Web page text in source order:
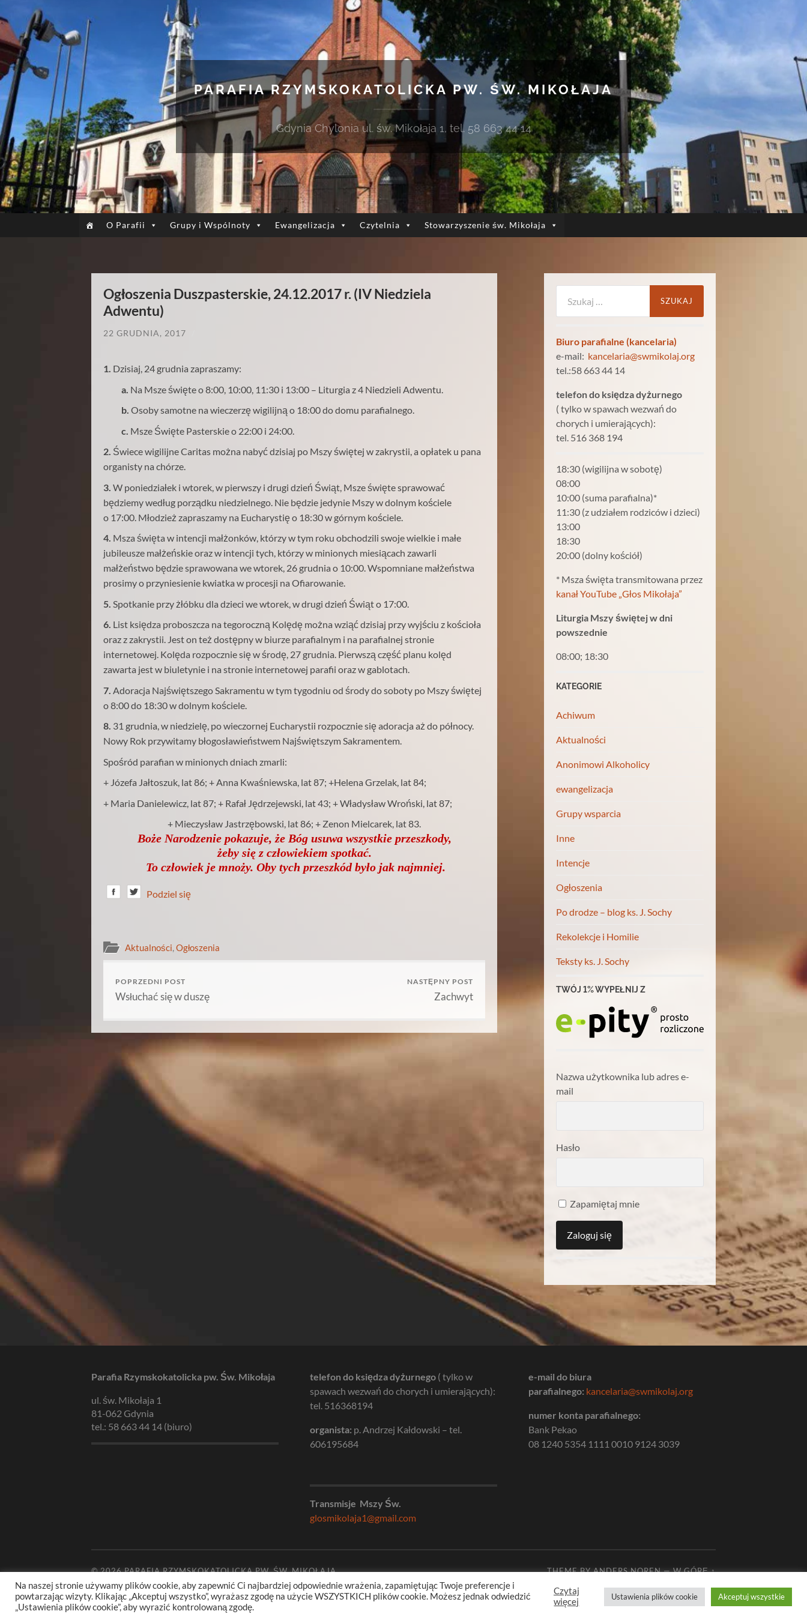
PARAFIA RZYMSKOKATOLICKA PW. ŚW. MIKOŁAJA
Gdynia Chylonia ul. św. Mikołaja 1, tel. 58 663 44 14
O Parafii Grupy i Wspólnoty Ewangelizacja Czytelnia Stowarzyszenie św. Mikołaja
Ogłoszenia Duszpasterskie, 24.12.2017 r. (IV Niedziela
Adwentu)
22 GRUDNIA, 2017
1. Dzisiaj, 24 grudnia zapraszamy:
a. Na Msze święte o 8:00, 10:00, 11:30 i 13:00 – Liturgia z 4 Niedzieli Adwentu.
b. Osoby samotne na wieczerzę wigilijną o 18:00 do domu parafialnego.
c. Msze Święte Pasterskie o 22:00 i 24:00.
2. Świece wigilijne Caritas można nabyć dzisiaj po Mszy świętej w zakrystii, a opłatek u pana
organisty na chórze.
3. W poniedziałek i wtorek, w pierwszy i drugi dzień Świąt, Msze święte sprawować
będziemy według porządku niedzielnego. Nie będzie jedynie Mszy w dolnym kościele
o 17:00. Młodzież zapraszamy na Eucharystię o 18:30 w górnym kościele.
4. Msza święta w intencji małżonków, którzy w tym roku obchodzili swoje wielkie i małe
jubileusze małżeńskie oraz w intencji tych, którzy w minionych miesiącach zawarli
małżeństwo będzie sprawowana we wtorek, 26 grudnia o 10:00. Wspomniane małżeństwa
prosimy o przyniesienie kwiatka w procesji na Ofiarowanie.
5. Spotkanie przy żłóbku dla dzieci we wtorek, w drugi dzień Świąt o 17:00.
6. List księdza proboszcza na tegoroczną Kolędę można wziąć dzisiaj przy wyjściu z kościoła
oraz z zakrystii. Jest on też dostępny w biurze parafialnym i na parafialnej stronie
internetowej. Kolęda rozpocznie się w środę, 27 grudnia. Pierwszą część planu kolęd
zawarta jest w biuletynie i na stronie internetowej parafii oraz w gablotach.
7. Adoracja Najświętszego Sakramentu w tym tygodniu od środy do soboty po Mszy świętej
o 8:00 do 18:30 w dolnym kościele.
8. 31 grudnia, w niedzielę, po wieczornej Eucharystii rozpocznie się adoracja aż do północy.
Nowy Rok przywitamy błogosławieństwem Najświętszym Sakramentem.
Spośród parafian w minionych dniach zmarli:
+ Józefa Jałtoszuk, lat 86; + Anna Kwaśniewska, lat 87; +Helena Grzelak, lat 84;
+ Maria Danielewicz, lat 87; + Rafał Jędrzejewski, lat 43; + Władysław Wroński, lat 87;
+ Mieczysław Jastrzębowski, lat 86; + Zenon Mielcarek, lat 83.
Boże Narodzenie pokazuje, że Bóg usuwa wszystkie przeszkody,
żeby się z człowiekiem spotkać.
To człowiek je mnoży. Oby tych przeszkód było jak najmniej.
Podziel się
Aktualności, Ogłoszenia
POPRZEDNI POST
Wsłuchać się w duszę
NASTĘPNY POST
Zachwyt
Biuro parafialne (kancelaria)
e-mail: kancelaria@swmikolaj.org
tel.:58 663 44 14
telefon do księdza dyżurnego
( tylko w spawach wezwań do
chorych i umierających):
tel. 516 368 194
18:30 (wigilijna w sobotę)
08:00
10:00 (suma parafialna)*
11:30 (z udziałem rodziców i dzieci)
13:00
18:30
20:00 (dolny kościół)
* Msza święta transmitowana przez
kanał YouTube „Głos Mikołaja”
Liturgia Mszy świętej w dni
powszednie
08:00; 18:30
KATEGORIE
Achiwum
Aktualności
Anonimowi Alkoholicy
ewangelizacja
Grupy wsparcia
Inne
Intencje
Ogłoszenia
Po drodze – blog ks. J. Sochy
Rekolekcje i Homilie
Teksty ks. J. Sochy
TWÓJ 1% WYPEŁNIJ Z
Nazwa użytkownika lub adres e-
mail
Hasło
Zapamiętaj mnie
Parafia Rzymskokatolicka pw. Św. Mikołaja
ul. św. Mikołaja 1
81-062 Gdynia
tel.: 58 663 44 14 (biuro)
telefon do księdza dyżurnego ( tylko w
spawach wezwań do chorych i umierających):
tel. 516368194
organista: p. Andrzej Kałdowski – tel.
606195684
Transmisje Mszy Św.
glosmikolaja1@gmail.com
e-mail do biura
parafialnego: kancelaria@swmikolaj.org
numer konta parafialnego:
Bank Pekao
08 1240 5354 1111 0010 9124 3039
© 2026PARAFIA RZYMSKOKATOLICKA PW. ŚW. MIKOŁAJA THEME BYANDERS NOREN—W GÓRĘ ↑
Na naszej stronie używamy plików cookie, aby zapewnić Ci najbardziej odpowiednie wrażenia, zapamiętując Twoje preferencje i
powtarzając wizyty. Klikając „Akceptuj wszystko”, wyrażasz zgodę na użycie WSZYSTKICH plików cookie. Możesz jednak odwiedzić
„Ustawienia plików cookie”, aby wyrazić kontrolowaną zgodę.
Czytaj
więcej
Ustawienia plików cookie Akceptuj wszystkie